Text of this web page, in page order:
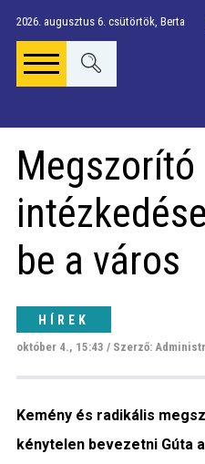
Gúta Anno
szolgáltatások
Napi menü
Riport
Közigazgatás
2026. augusztus 6. csütörtök, Berta
Megszorító
be a város
HÍREK
október 4., 15:43 / Szerző:
Kemény és radikális
kénytelen bevezetni Gúta